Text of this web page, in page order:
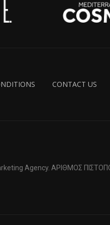
CONTACT US
Agency. ΑΡΙΘΜΟΣ